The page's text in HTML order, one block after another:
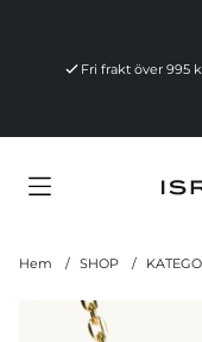
Fri frakt över 995
Hem SHOP
Produktbilder